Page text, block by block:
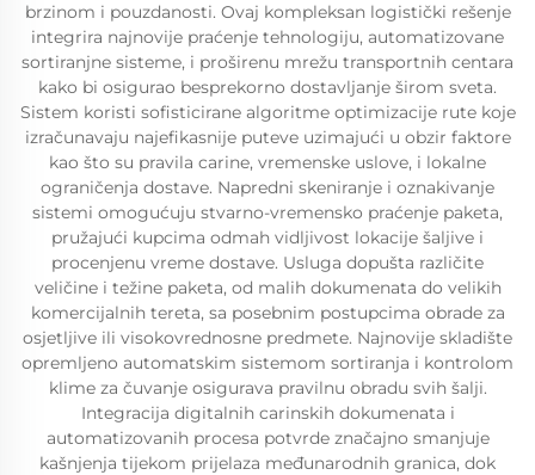
brzinom i pouzdanosti. Ovaj kompleksan logistički rešenje
integrira najnovije praćenje tehnologiju, automatizovane
sortiranjne sisteme, i proširenu mrežu transportnih centara
kako bi osigurao besprekorno dostavljanje širom sveta.
Sistem koristi sofisticirane algoritme optimizacije rute koje
izračunavaju najefikasnije puteve uzimajući u obzir faktore
kao što su pravila carine, vremenske uslove, i lokalne
ograničenja dostave. Napredni skeniranje i oznakivanje
sistemi omogućuju stvarno-vremensko praćenje paketa,
pružajući kupcima odmah vidljivost lokacije šaljive i
procenjenu vreme dostave. Usluga dopušta različite
veličine i težine paketa, od malih dokumenata do velikih
komercijalnih tereta, sa posebnim postupcima obrade za
osjetljive ili visokovrednosne predmete. Najnovije skladište
opremljeno automatskim sistemom sortiranja i kontrolom
klime za čuvanje osigurava pravilnu obradu svih šalji.
Integracija digitalnih carinskih dokumenata i
automatizovanih procesa potvrde značajno smanjuje
kašnjenja tijekom prijelaza međunarodnih granica, dok